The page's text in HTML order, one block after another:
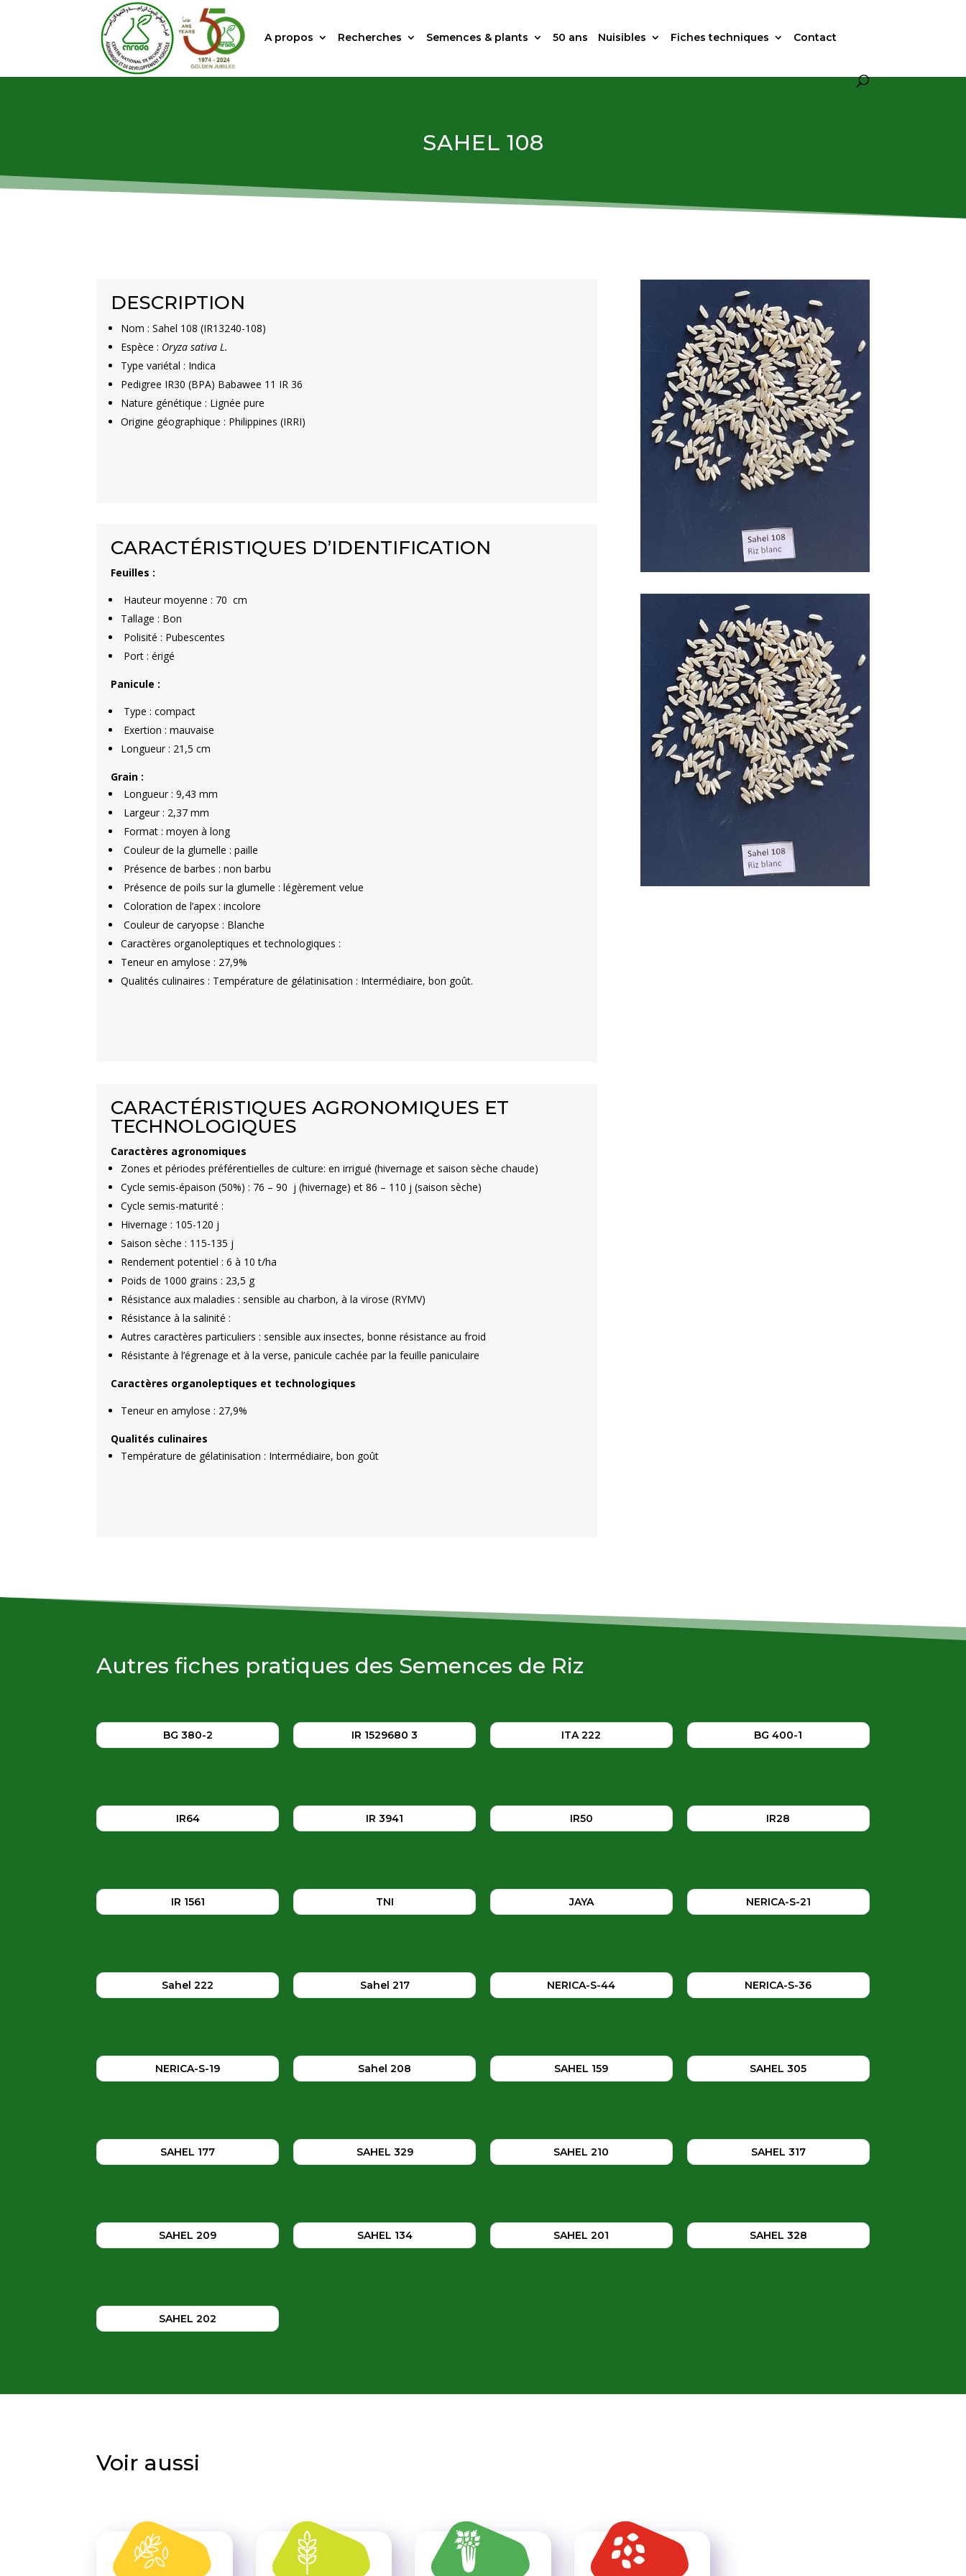
A propos Recherches Semences & plants 50 ans Nuisibles Fiches techniques Contact
SAHEL 108
DESCRIPTION
Nom : Sahel 108 (IR13240-108)
Espèce : Oryza sativa L.
Type variétal : Indica
Pedigree IR30 (BPA) Babawee 11 IR 36
Nature génétique : Lignée pure
Origine géographique : Philippines (IRRI)
CARACTÉRISTIQUES D’IDENTIFICATION
Feuilles :
Hauteur moyenne : 70 cm
Tallage : Bon
Polisité : Pubescentes
Port : érigé
Panicule :
Type : compact
Exertion : mauvaise
Longueur : 21,5 cm
Grain :
Longueur : 9,43 mm
Largeur : 2,37 mm
Format : moyen à long
Couleur de la glumelle : paille
Présence de barbes : non barbu
Présence de poils sur la glumelle : légèrement velue
Coloration de l’apex : incolore
Couleur de caryopse : Blanche
Caractères organoleptiques et technologiques :
Teneur en amylose : 27,9%
Qualités culinaires : Température de gélatinisation : Intermédiaire, bon goût.
CARACTÉRISTIQUES AGRONOMIQUES ET
TECHNOLOGIQUES
Caractères agronomiques
Zones et périodes préférentielles de culture: en irrigué (hivernage et saison sèche chaude)
Cycle semis-épaison (50%) : 76 – 90 j (hivernage) et 86 – 110 j (saison sèche)
Cycle semis-maturité :
Hivernage : 105-120 j
Saison sèche : 115-135 j
Rendement potentiel : 6 à 10 t/ha
Poids de 1000 grains : 23,5 g
Résistance aux maladies : sensible au charbon, à la virose (RYMV)
Résistance à la salinité :
Autres caractères particuliers : sensible aux insectes, bonne résistance au froid
Résistante à l’égrenage et à la verse, panicule cachée par la feuille paniculaire
Caractères organoleptiques et technologiques
Teneur en amylose : 27,9%
Qualités culinaires
Température de gélatinisation : Intermédiaire, bon goût
Autres fiches pratiques des Semences de Riz
BG 380-2 IR 1529680 3 ITA 222 BG 400-1
IR64 IR 3941 IR50 IR28
IR 1561 TNI JAYA NERICA-S-21
Sahel 222 Sahel 217 NERICA-S-44 NERICA-S-36
NERICA-S-19 Sahel 208 SAHEL 159 SAHEL 305
SAHEL 177 SAHEL 329 SAHEL 210 SAHEL 317
SAHEL 209 SAHEL 134 SAHEL 201 SAHEL 328
SAHEL 202
Voir aussi